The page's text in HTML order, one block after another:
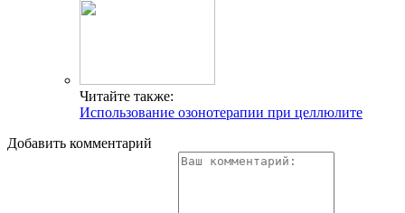
Читайте также:
Использование озонотерапии при целлюлите
Добавить комментарий